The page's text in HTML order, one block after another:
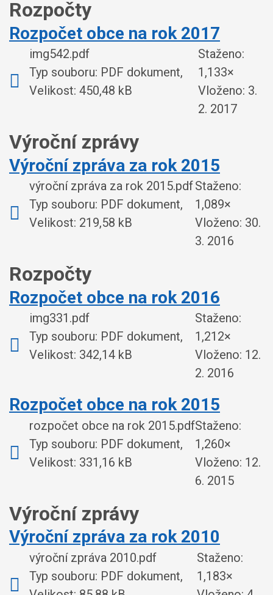
Rozpočty
Rozpočet obce na rok 2017
img542.pdf
Typ souboru: PDF dokument,
Velikost: 450,48 kB
Staženo:
1,133×
Vloženo: 3.
2. 2017
Výroční zprávy
Výroční zpráva za rok 2015
výroční zpráva za rok 2015.pdf
Typ souboru: PDF dokument,
Velikost: 219,58 kB
Staženo:
1,089×
Vloženo: 30.
3. 2016
Rozpočty
Rozpočet obce na rok 2016
img331.pdf
Typ souboru: PDF dokument,
Velikost: 342,14 kB
Staženo:
1,212×
Vloženo: 12.
2. 2016
Rozpočet obce na rok 2015
rozpočet obce na rok 2015.pdf
Typ souboru: PDF dokument,
Velikost: 331,16 kB
Staženo:
1,260×
Vloženo: 12.
6. 2015
Výroční zprávy
Výroční zpráva za rok 2010
výroční zpráva 2010.pdf
Typ souboru: PDF dokument,
Staženo:
1,183×